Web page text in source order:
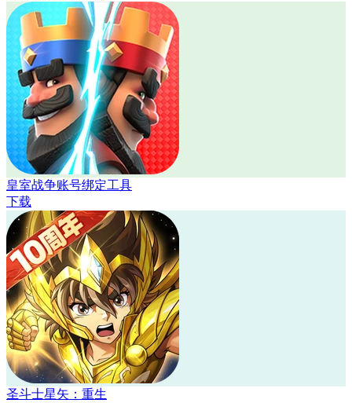
皇室战争账号绑定工具
下载
圣斗士星矢：重生